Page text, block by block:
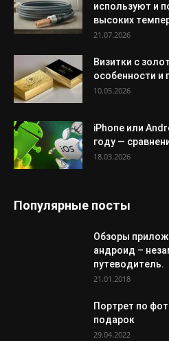
используют и
высоких
21.07.2026
Визитки с
особенности и
10.05.2026
iPhone или
году —
18.03.2026
Популярные посты
Обзоры
андроид –
путеводитель.
21.01.2018
Портрет по
подарок
29.04.2022